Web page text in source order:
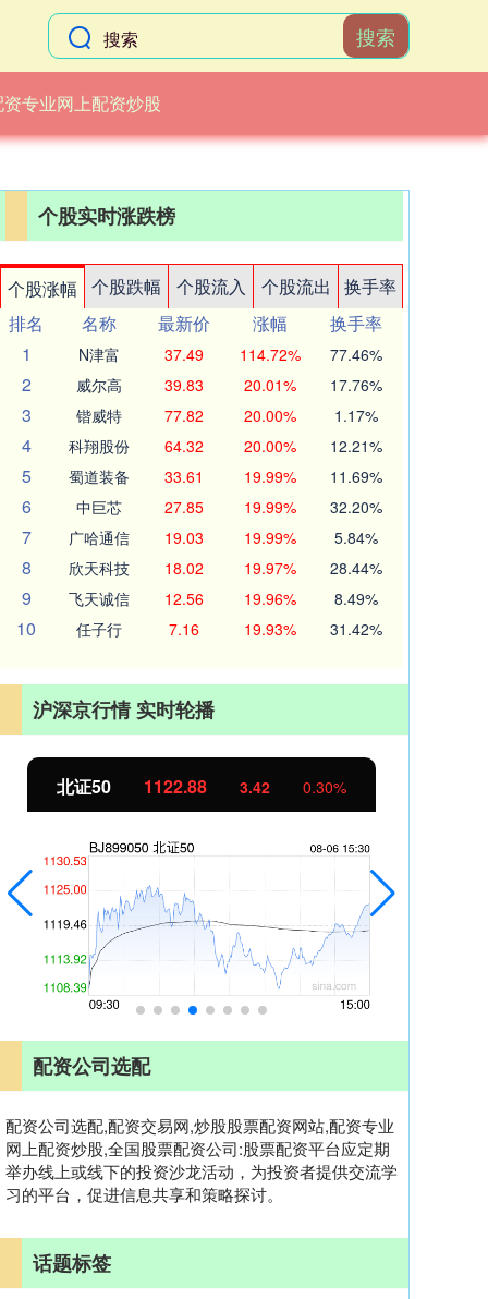
搜索
资专业网上配资炒股
个股实时涨跌榜
个股涨幅 个股跌幅 个股流入 个股流出
换手率
排名
名称 最新价 涨幅
换手率
1
N津富 37.49 114.72% 77.46%
2 威尔高 39.83 20.01% 17.76%
3 锴威特 77.82 20.00% 1.17%
4 科翔股份 64.32 20.00% 12.21%
5 蜀道装备 33.61 19.99% 11.69%
6 中巨芯 27.85 19.99% 32.20%
7 广哈通信 19.03 19.99% 5.84%
8 欣天科技 18.02 19.97% 28.44%
9 飞天诚信 12.56 19.96% 8.49%
10 任子行 7.16 19.93% 31.42%
沪深京行情 实时轮播
北证50 1122.88 3.42 0.30%
配资公司选配
配资公司选配,配资交易网,炒股股票配资网站,配资专业
网上配资炒股,全国股票配资公司:股票配资平台应定期
举办线上或线下的投资沙龙活动，为投资者提供交流学
习的平台，促进信息共享和策略探讨。
话题标签